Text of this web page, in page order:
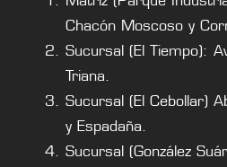
Chacón Moscoso y
Sucursal (El Tiempo):
Triana.
Sucursal (El Cebollar)
y Espadaña.
Sucursal (González